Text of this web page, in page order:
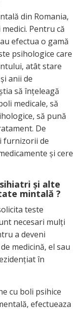
din Romania,
Pentru că
efectua o gamă
psihologice care
atât stare
anii de
să înţeleagă
medicale, să
să pună
De
furnizorii de
şi cere
şi alte
mintală ?
teste
necesari mulţi
a deveni
medicină, el sau
în
cu boli psihice
efectueaza